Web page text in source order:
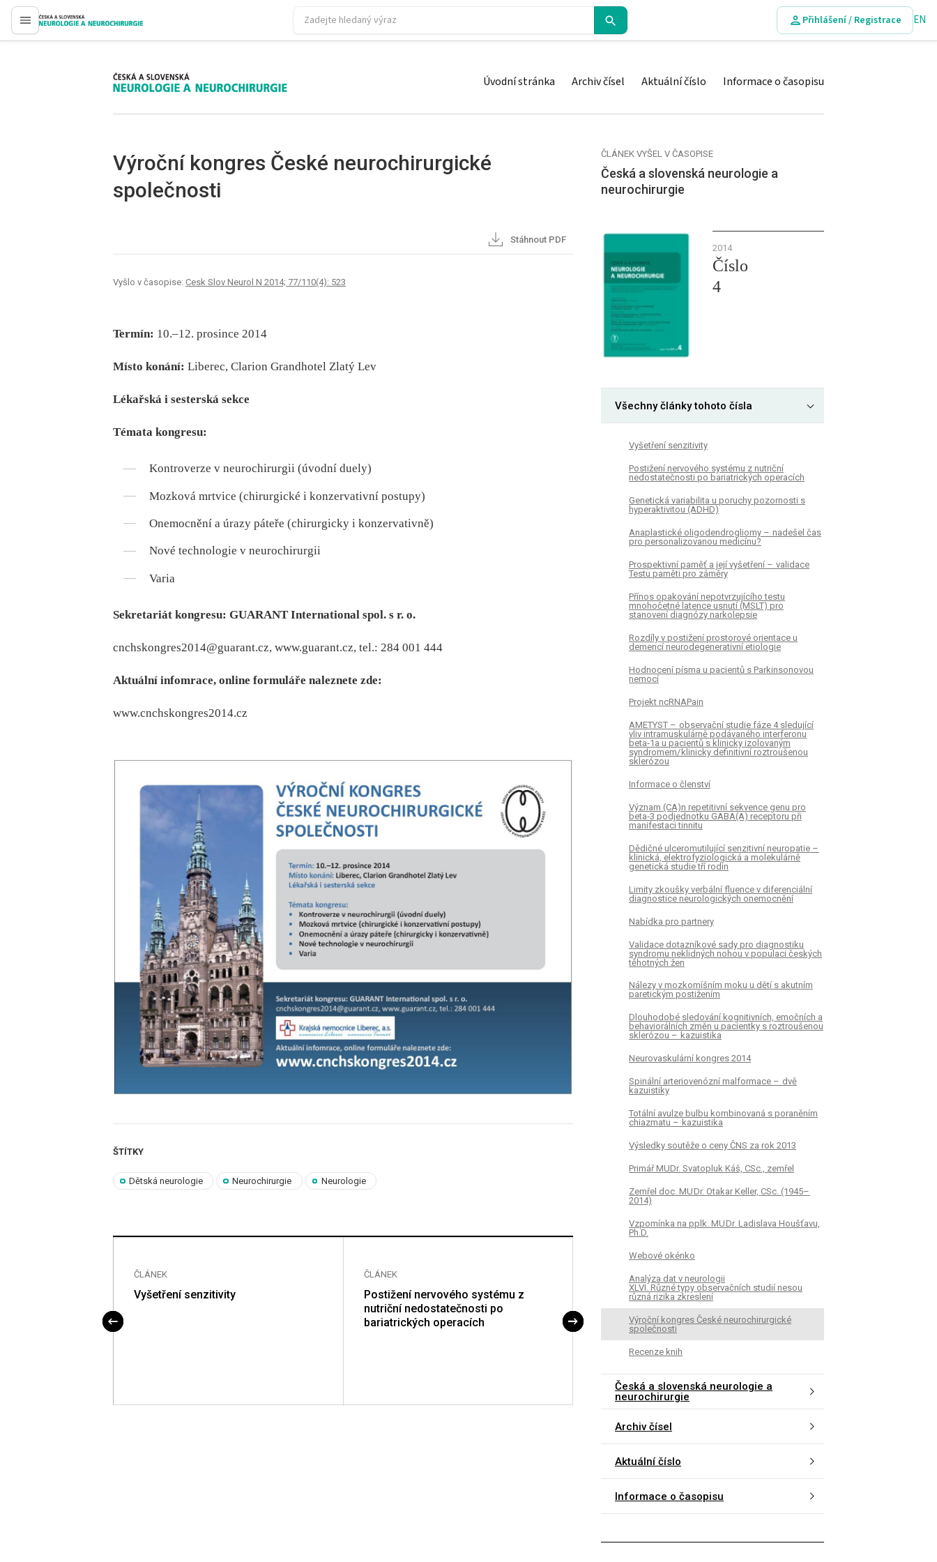
proLékaře.cz
Přihlášení / Registrace EN
proLékaře.cz Úvodní stránka Archiv čísel Aktuální číslo Informace o časopisu
Výroční kongres České neurochirurgické
společnosti
Stáhnout PDF
Vyšlo v časopise: Cesk Slov Neurol N 2014; 77/110(4): 523
Termín: 10.–12. prosince 2014
Místo konání: Liberec, Clarion Grandhotel Zlatý Lev
Lékařská i sesterská sekce
Témata kongresu:
Kontroverze v neurochirurgii (úvodní duely)
Mozková mrtvice (chirurgické i konzervativní postupy)
Onemocnění a úrazy páteře (chirurgicky i konzervativně)
Nové technologie v neurochirurgii
Varia
Sekretariát kongresu: GUARANT International spol. s r. o.
cnchskongres2014@guarant.cz, www.guarant.cz, tel.: 284 001 444
Aktuální infomrace, online formuláře naleznete zde:
www.cnchskongres2014.cz
ŠTÍTKY
Dětská neurologie Neurochirurgie Neurologie
ČLÁNEK
Vyšetření senzitivity
ČLÁNEK
Postižení nervového systému z
nutriční nedostatečnosti po
bariatrických operacích
Genetická variabilita u poruchy
pozornosti s hyperaktivitou (ADHD)
ČLÁNEK VYŠEL V ČASOPISE
Česká a slovenská neurologie a
neurochirurgie
2014
Číslo
4
Všechny články tohoto čísla
Vyšetření senzitivity
Postižení nervového systému z nutriční
nedostatečnosti po bariatrických operacích
Genetická variabilita u poruchy pozornosti s
hyperaktivitou (ADHD)
Anaplastické oligodendrogliomy – nadešel čas
pro personalizovanou medicínu?
Prospektivní paměť a její vyšetření – validace
Testu paměti pro záměry
Přínos opakování nepotvrzujícího testu
mnohočetné latence usnutí (MSLT) pro
stanovení dia­gnózy narkolepsie
Rozdíly v postižení prostorové orientace u
demencí neurodegenerativní etiologie
Hodnocení písma u pacientů s Parkinsonovou
nemocí
Projekt ncRNAPain
AMETYST – observační studie fáze 4 sledující
vliv intramuskulárně podávaného interferonu
beta‑1a u pacientů s klinicky izolovaným
syndromem/ klinicky definitivní roztroušenou
sklerózou
Informace o členství
Význam (CA)n repetitivní sekvence genu pro
beta‑3 podjednotku GABA(A) receptoru při
manifestaci tinnitu
Dědičné ulceromutilující senzitivní neuropatie –
klinická, elektrofyziologická a molekulárně
genetická studie tří rodin
Limity zkoušky verbální fluence v diferenciální
dia­gnostice neurologických onemocnění
Nabídka pro partnery
Validace dotazníkové sady pro dia­gnostiku
syndromu neklidných nohou v populaci českých
těhotných žen
Nálezy v mozkomíšním moku u dětí s akutním
paretickým postižením
Dlouhodobé sledování kognitivních, emočních a
behaviorálních změn u pacientky s roztroušenou
sklerózou – kazuistika
Neurovaskulární kongres 2014
Spinální arteriovenózní malformace – dvě
kazuistiky
Totální avulze bulbu kombinovaná s poraněním
chiazmatu – kazuistika
Výsledky soutěže o ceny ČNS za rok 2013
Primář MUDr. Svatopluk Káš, CSc., zemřel
Zemřel doc. MU Dr. Otakar Keller, CSc. (1945–
2014)
Vzpomínka na pplk. MU Dr. Ladislava Houšťavu,
Ph.D.
Webové okénko
Analýza dat v neurologii
XLVI. Různé typy observačních studií nesou
různá rizika zkreslení
Výroční kongres České neurochirurgické
společnosti
Recenze knih
Česká a slovenská neurologie a
neurochirurgie
Archiv čísel
Aktuální číslo
Informace o časopisu